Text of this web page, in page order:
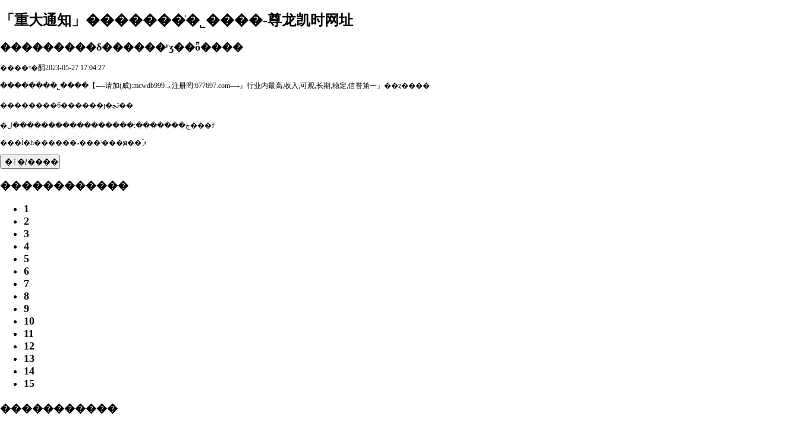
「重大通知」�������ֹ�˾����-尊龙凯时网址
���������δ������ʳʒ��ȫ����
����ʱ�䣺2023-05-27 17:04:27
�������ֹ�˾����【-—请加(威):mcwdb999→注册罔:677697.com—-』行业内最高,收入,可观,长期,稳定,信誉第一』��ȥ����
��������6������ȷ�ﲡ��
�ڿ�������:�����������������ڶ���ϯ
���ĺ�һ������˵���ˡ���ԭ��⡱
�ٱ�/����
������������
1
2
3
4
5
6
7
8
9
10
11
12
13
14
15
�����������